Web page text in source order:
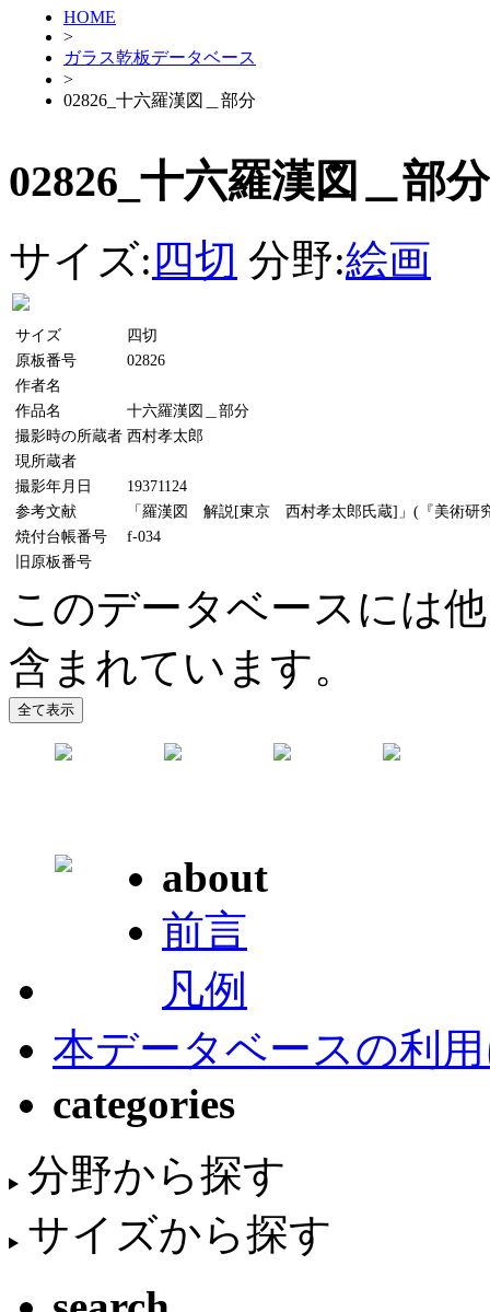
HOME
>
ガラス乾板データベース
>
02826_十六羅漢図＿部分
02826_十六羅漢図＿部分
サイズ: 四切 分野:絵画
サイズ
四切
原板番号
02826
作者名
作品名
十六羅漢図＿部分
撮影時の所蔵者 西村孝太郎
現所蔵者
撮影年月日
19371124
参考文献
「羅漢図 解説[東京 西村孝太郎氏蔵]」(『美術研
焼付台帳番号
f-034
旧原板番号
このデータベースには
含まれています。
about
前言
凡例
本データベースの利
categories
分野から探す
サイズから探す